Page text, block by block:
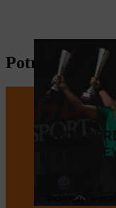
Potrebbe
NON
Indirizzo e-mail